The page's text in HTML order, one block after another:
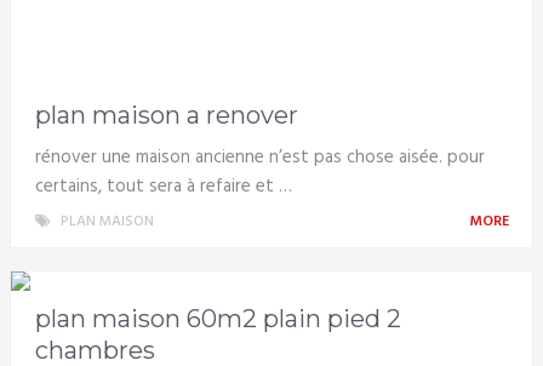
plan maison a renover
rénover une maison ancienne n’est pas chose aisée. pour
certains, tout sera à refaire et …
PLAN MAISON MORE
plan maison 60m2 plain pied 2
chambres